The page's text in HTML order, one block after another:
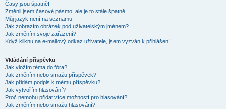
Časy jsou špatně!
Změnil jsem časové pásmo, ale je to stále špatně!
Můj jazyk není na seznamu!
Jak zobrazím obrázek pod uživatelským jménem?
Jak změním svoje zařazení?
Když kliknu na e-mailový odkaz uživatele, jsem vyzván k přihlášení!
Vkládání příspěvků
Jak vložím téma do fóra?
Jak změním nebo smažu příspěvek?
Jak přidám podpis k mému příspěvku?
Jak vytvořím hlasování?
Proč nemohu přidat více možností pro hlasování?
Jak změním nebo smažu hlasování?